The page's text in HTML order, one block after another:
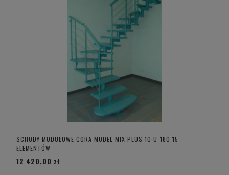
SCHODY MODUŁOWE CORA MODEL MIX PLUS 10 U-180 15
ELEMENTÓW
12 420,00 zł